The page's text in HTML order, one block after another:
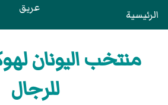
الرئيسية عريق
منتخب اليونان
للرجال